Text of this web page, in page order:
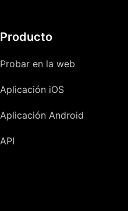
Producto
Probar en la web
Aplicación iOS
Aplicación Android
API